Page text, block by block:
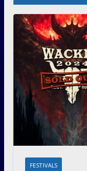
FESTIVALS